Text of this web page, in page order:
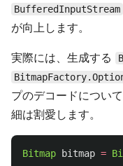
BufferedInputStream
が向上します。
実際には、生成する
プのデコードについ
細は割愛します。
Bitmap bitmap =